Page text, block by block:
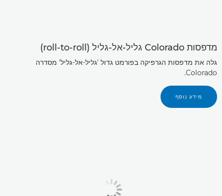
מדפסות Colorado גליל-אל-גליל (roll-to-roll)
גלה את מדפסות הגרפיקה בפורמט גדול 'גליל-אל-גליל' מסדרה
Colorado.
מידע נוסף